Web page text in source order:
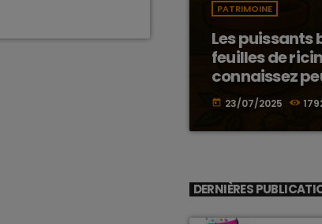
PATRIMOINE
Les puissants
feuilles de
connaissez
today 23/07/2025
DERNIÈRES